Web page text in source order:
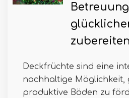
zubereiten
Deckfrüchte sind eine
nachhaltige Möglichkeit,
produktive Böden zu